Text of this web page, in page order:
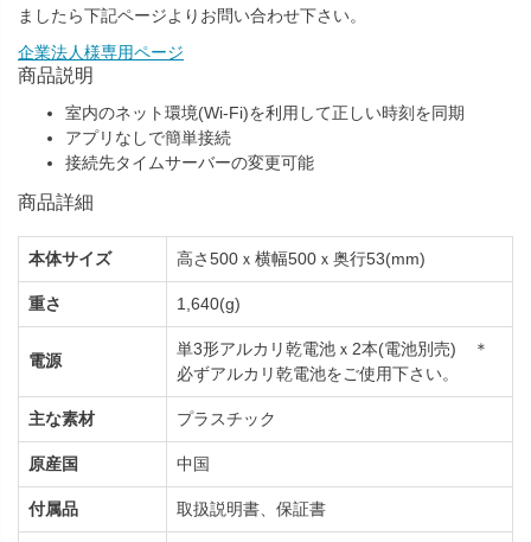
ましたら下記ページよりお問い合わせ下さい。
企業法人様専用ページ
商品説明
室内のネット環境(Wi-Fi)を利用して正しい時刻を同期
アプリなしで簡単接続
接続先タイムサーバーの変更可能
商品詳細
本体サイズ 高さ500ｘ横幅500ｘ奥行53(mm)
重さ 1,640(g)
電源
単3形アルカリ乾電池ｘ2本(電池別売) ＊
必ずアルカリ乾電池をご使用下さい。
主な素材 プラスチック
原産国 中国
付属品 取扱説明書、保証書